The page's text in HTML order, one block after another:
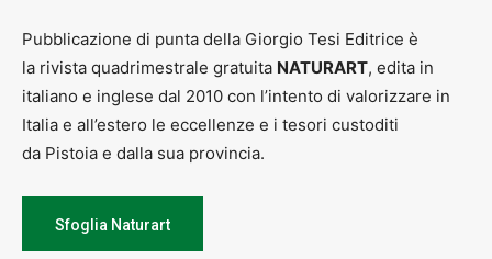
Pubblicazione di punta della Giorgio Tesi Editrice è
la rivista quadrimestrale gratuita NATURART, edita in
italiano e inglese dal 2010 con l’intento di valorizzare in
Italia e all’estero le eccellenze e i tesori custoditi
da Pistoia e dalla sua provincia.
Sfoglia Naturart